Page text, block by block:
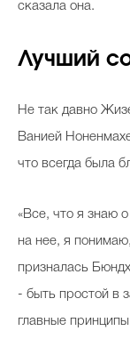
сказала она.
Лучший
Не так давно
Ванией
что всегда была
«Все, что я знаю
на нее, я
призналась
- быть простой в
главные